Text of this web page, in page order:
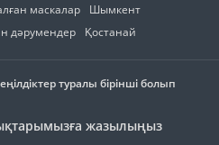
маскалар
Шымкент
дәрумендер
Қостанай
туралы бірінші болып
жазылыңыз